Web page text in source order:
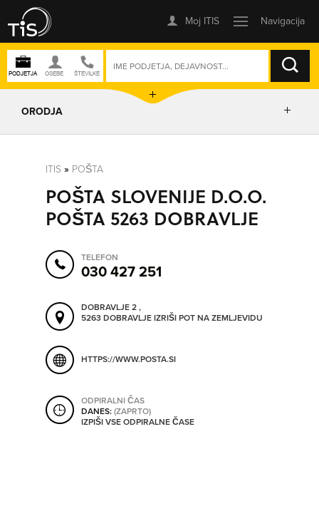
ISKANJE
ORODJA
POSLOVNE ENOTE
ORODJA
SHRANI V MOJ ITIS
ITIS » POŠTA
POŠTA SLOVENIJE D.O.O.
POŠTA 5263 DOBRAVLJE
TELEFON
030 427 251
DOBRAVLJE 2 ,
5263 DOBRAVLJEIZRIŠI POT NA ZEMLJEVIDU
HTTPS://WWW.POSTA.SI
ODPIRALNI ČAS
DANES:(ZAPRTO)
IZPIŠI VSE ODPIRALNE ČASE